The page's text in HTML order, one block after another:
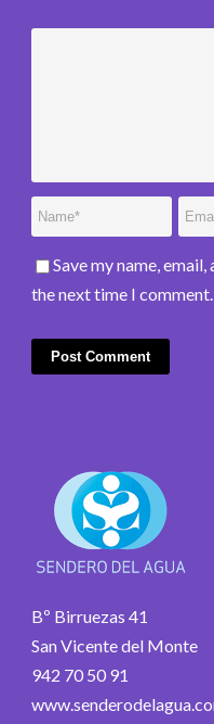
Save my name,
the next time I comment.
Bº Birruezas 41
San Vicente del Monte
942 70 50 91